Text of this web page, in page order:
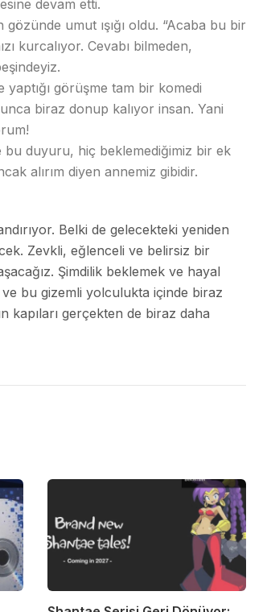
devam etti.
umut ışığı oldu. “Acaba bu bir
kurcalıyor. Cevabı bilmeden,
görüşme tam bir komedi
biraz donup kalıyor insan. Yani
bu duyuru, hiç beklemediğimiz bir ek
alırım diyen annemiz gibidir.
Belki de gelecekteki yeniden
Zevkli, eğlenceli ve belirsiz bir
Şimdilik beklemek ve hayal
bu gizemli yolculukta içinde biraz
kapıları gerçekten de biraz daha